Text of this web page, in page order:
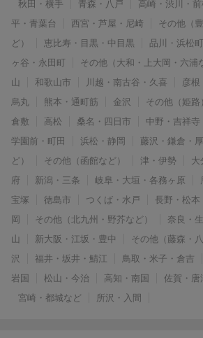
秋田・横手
青森・八戸 高崎・渋川・
平・青葉台
西宮・芦屋・尼崎
その他（
ど）
恵比寿・目黒・中目黒 品川・浜松
ヶ谷・永田町
その他（大和・上大岡・六浦
山
和歌山市 川越・南古谷・久喜 彦根
烏丸
熊本・通町筋 金沢 その他（姫路
倉敷
高松 桑名・四日市 中野・吉祥寺
学園前・町田
浜松・静岡 藤沢・鎌倉・
ど）
その他（函館など） 津・伊勢 大
府
新潟・三条 岐阜・大垣・各務ヶ原
宝塚
徳島市 つくば・水戸 長野・松本
岡
その他（北九州・野芥など） 奈良・
山
新大阪・江坂・豊中 その他（藤森・八
沢
福井・坂井・鯖江 鳥取・米子・倉吉
岩国
松山・今治 高知・南国 佐賀・唐
宮崎・都城など
所沢・入間